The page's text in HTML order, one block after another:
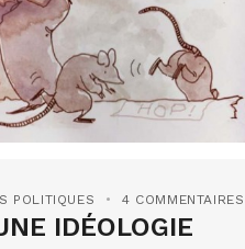
POLITIQUES 4 COMMENTAIRES
IDÉOLOGIE